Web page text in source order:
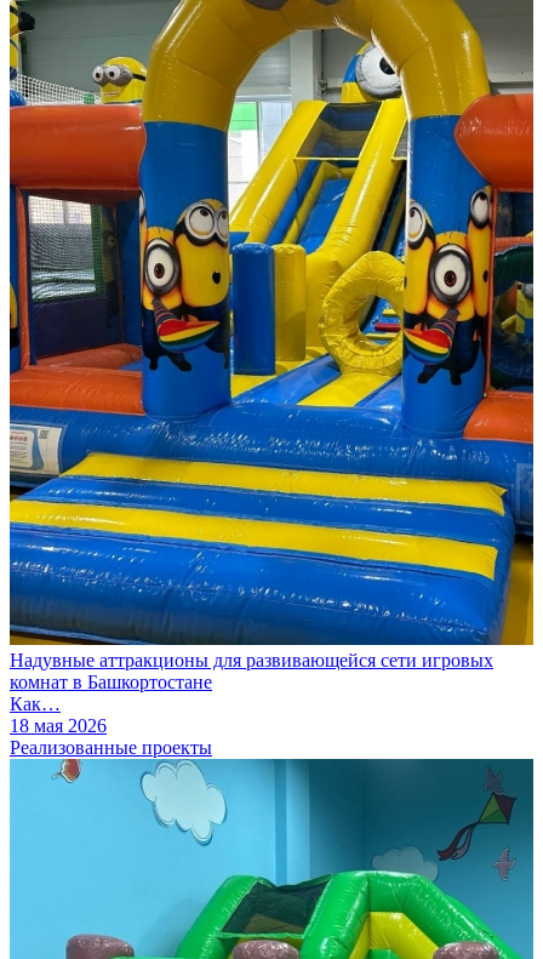
Надувные аттракционы для развивающейся сети игровых
комнат в Башкортостане
Как…
18 мая 2026
Реализованные проекты